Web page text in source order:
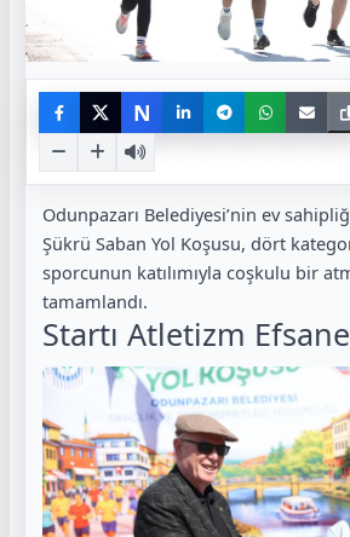
N
Odunpazarı Belediyesi’nin ev
Şükrü Saban Yol Koşusu, dört
sporcunun katılımıyla coşkulu bir
tamamlandı.
Startı Atletizm